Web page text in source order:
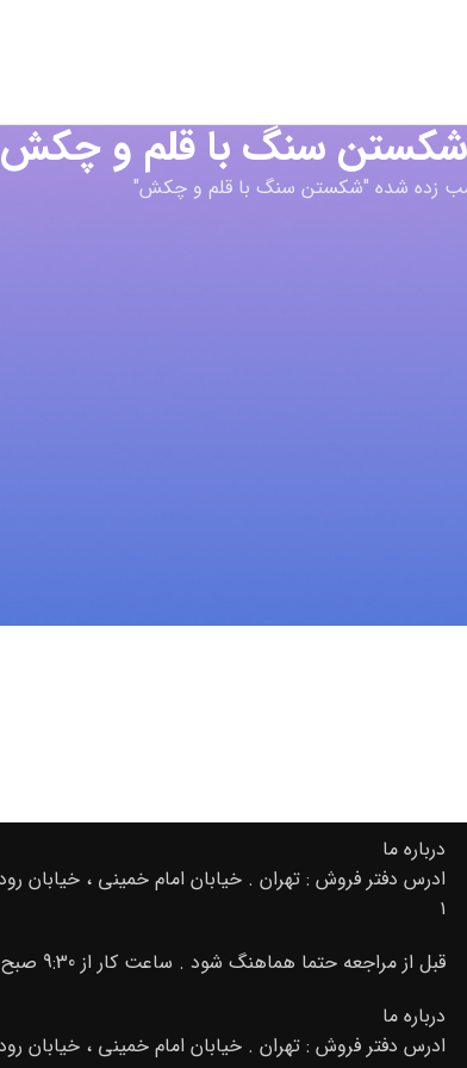
شکستن سنگ با قلم و چکش
زده شده "شکستن سنگ با قلم و چکش"
درباره ما
۱
قبل از مراجعه حتما هماهنگ شود . ساعت کار از 9:30 صبح تا 20 02166889105-09195000156
درباره ما